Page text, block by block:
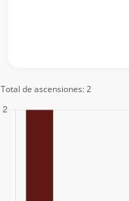
Total de ascensiones: 2